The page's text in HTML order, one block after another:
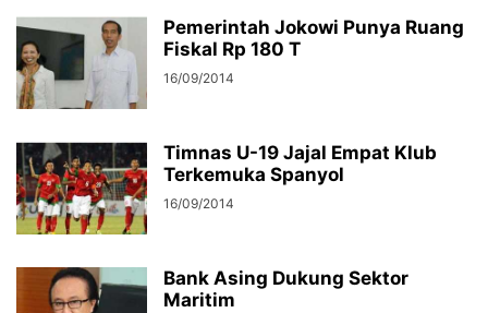
Pemerintah Jokowi Punya Ruang
Fiskal Rp 180 T
16/09/2014
Timnas U-19 Jajal Empat Klub
Terkemuka Spanyol
16/09/2014
Bank Asing Dukung Sektor
Maritim